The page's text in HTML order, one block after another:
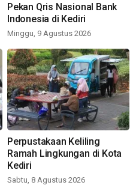
Pekan Qris Nasional Bank
Indonesia di Kediri
Minggu, 9 Agustus 2026
Perpustakaan Keliling
Ramah Lingkungan di Kota
Kediri
Sabtu, 8 Agustus 2026